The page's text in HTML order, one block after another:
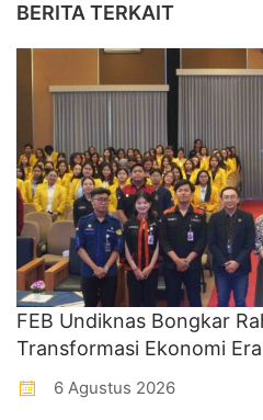
BERITA TERKAIT
FEB Undiknas Bongkar
Transformasi Ekonomi
6 Agustus 2026